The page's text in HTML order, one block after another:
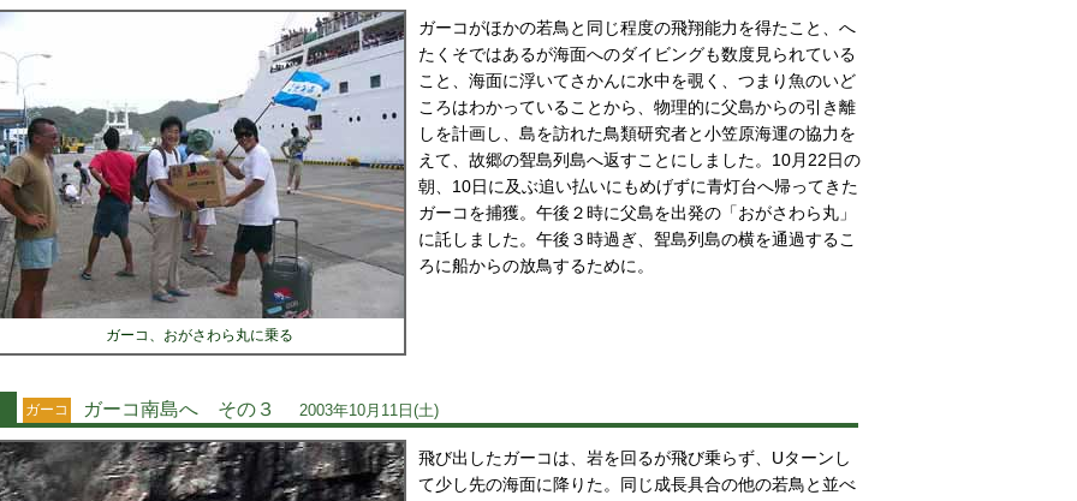
ガーコ、おがさわら丸に乗る
ガーコがほかの若鳥と同じ程度の飛翔能力を得たこと、へ
たくそではあるが海面へのダイビングも数度見られている
こと、海面に浮いてさかんに水中を覗く、つまり魚のいど
ころはわかっていることから、物理的に父島からの引き離
しを計画し、島を訪れた鳥類研究者と小笠原海運の協力を
えて、故郷の聟島列島へ返すことにしました。10月22日の
朝、10日に及ぶ追い払いにもめげずに青灯台へ帰ってきた
ガーコを捕獲。午後２時に父島を出発の「おがさわら丸」
に託しました。午後３時過ぎ、聟島列島の横を通過するこ
ろに船からの放鳥するために。
ガーコ ガーコ南島へ その３ 2003年10月11日(土)
飛び出したガーコは、岩を回るが飛び乗らず、Uターンし
て少し先の海面に降りた。同じ成長具合の他の若鳥と並べ